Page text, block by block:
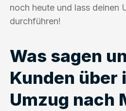
noch heute und lass deinen
durchführen!
Was sagen
Kunden über
Umzug nach